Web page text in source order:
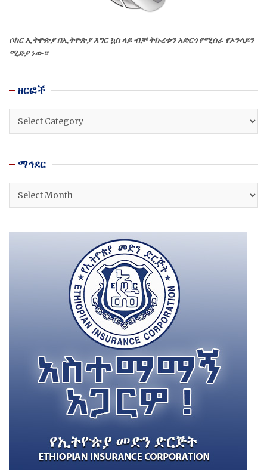
ሶከር ኢትዮጵያ በኢትዮጵያ እግር ኳስ ላይ ብቻ ትኩረቱን አድርጎ የሚሰራ የኦንላይን
ሚድያ ነው።
ዘርፎች
ዘርፎች
ማኅደር
ማኅደር